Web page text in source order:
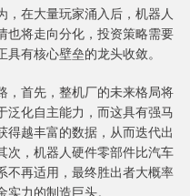
在大量玩家涌入后，机器人
也将走向分化，投资策略需要
有核心壁垒的龙头收敛。
首先，整机厂的未来格局将
泛化自主能力，而这具有强马
越丰富的数据，从而迭代出
次，机器人硬件零部件比汽车
不再适用，最终胜出者大概率
力的制造巨头。